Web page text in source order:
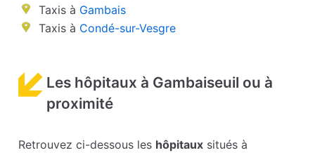
Taxis à Gambais
Taxis à Condé-sur-Vesgre
Les hôpitaux à Gambaiseuil ou à
proximité
Retrouvez ci-dessous les hôpitaux situés à